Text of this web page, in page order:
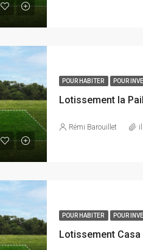
POUR HABITER POUR
Lotissement la
Rémi Barouillet
POUR HABITER POUR
Lotissement Casa